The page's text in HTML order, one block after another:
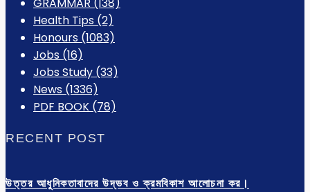
GRAMMAR (138)
Health Tips (2)
Honours (1083)
Jobs (16)
Jobs Study (33)
News (1336)
PDF BOOK (78)
RECENT POST
উত্তর আধুনিকতাবাদের উদ্ভব ও ক্রমবিকাশ আলোচনা কর।